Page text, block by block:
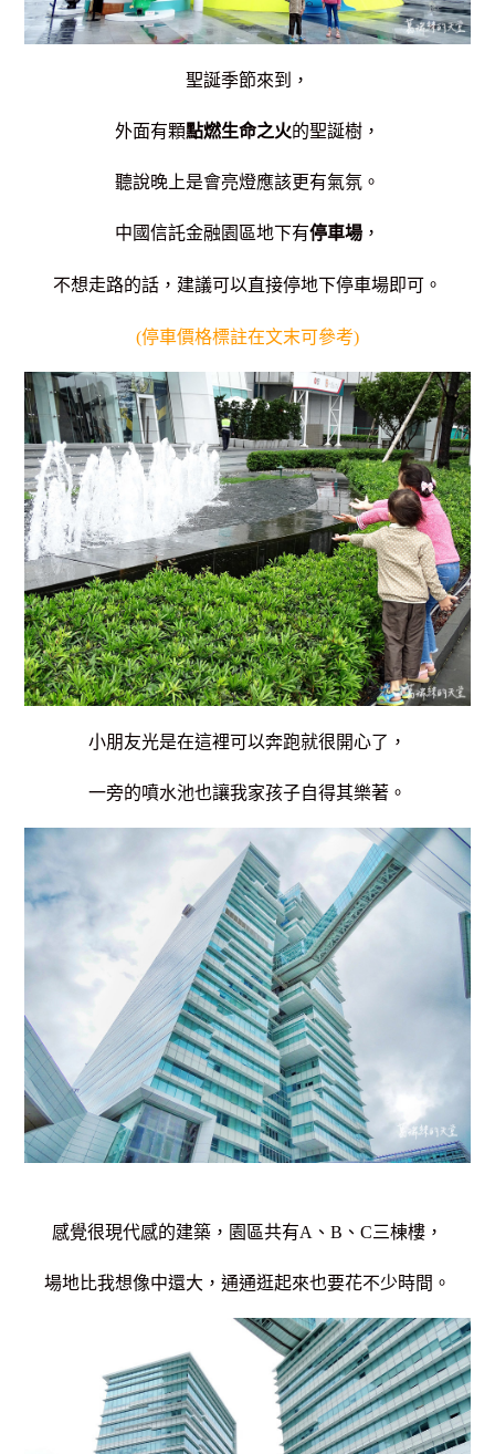
聖誕季節來到，
外面有顆點燃生命之火的聖誕樹，
聽說晚上是會亮燈應該更有氣氛。
中國信託金融園區地下有停車場 ，
不想走路的話，建議可以直接停地下停車場即可。
(停車價格標註在文末可參考)
小朋友光是在這裡可以奔跑就很開心了，
一旁的噴水池也讓我家孩子自得其樂著。
感覺很現代感的建築， 園區共有A、B、C三棟樓，
場地比我想像中還大，通通逛起來也要花不少時間。